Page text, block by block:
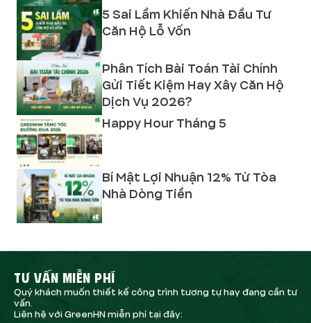
5 Sai Lầm Khiến Nhà Đầu Tư
Căn Hộ Lỗ Vốn
Phân Tích Bài Toán Tài Chính
Gửi Tiết Kiệm Hay Xây Căn Hộ
Dịch Vụ 2026?
Happy Hour Tháng 5
Bí Mật Lợi Nhuận 12% Từ Tòa
Nhà Dòng Tiền
TƯ VẤN MIỄN PHÍ
Quý khách muốn thiết kế công trình tương tự hay đang cần tư
vấn.
Liên hệ với GreenHN miễn phí tại đây: